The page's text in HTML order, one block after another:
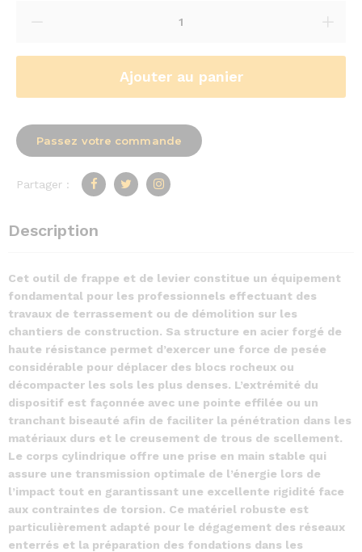
Ajouter au panier
Passez votre commande
Partager :
Description
Cet outil de frappe et de levier constitue un équipement
fondamental pour les professionnels effectuant des
travaux de terrassement ou de démolition sur les
chantiers de construction. Sa structure en acier forgé de
haute résistance permet d’exercer une force de pesée
considérable pour déplacer des blocs rocheux ou
décompacter les sols les plus denses. L’extrémité du
dispositif est façonnée avec une pointe effilée ou un
tranchant biseauté afin de faciliter la pénétration dans les
matériaux durs et le creusement de trous de scellement.
Le corps cylindrique offre une prise en main stable qui
assure une transmission optimale de l’énergie lors de
l’impact tout en garantissant une excellente rigidité face
aux contraintes de torsion. Ce matériel robuste est
particulièrement adapté pour le dégagement des réseaux
enterrés et la préparation des fondations dans les